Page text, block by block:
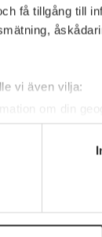
få tillgång till
vi även vilja:
genom att
dina
när som
besöka
grädden